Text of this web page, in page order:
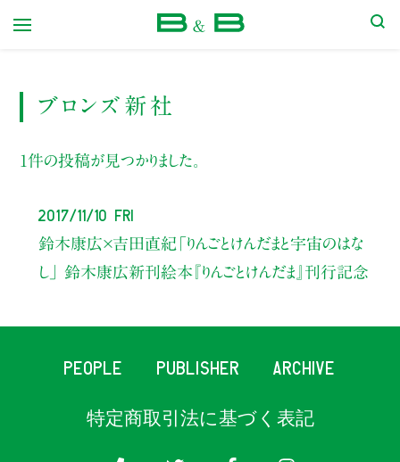
ブロンズ新社
1件の投稿が見つかりました。
2017/11/10 Fri
鈴木康広×吉田直紀 「りんごとけんだまと宇宙のはな
し」 鈴木康広新刊絵本『りんごとけんだま』刊行記念
PEOPLE PUBLISHER ARCHIVE
特定商取引法に基づく表記